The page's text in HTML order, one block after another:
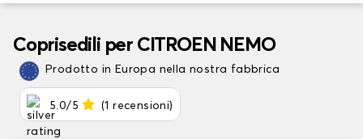
Coprisedili per CITROEN NEMO
Prodotto in Europa nella nostra fabbrica
5.0/5 (1 recensioni)